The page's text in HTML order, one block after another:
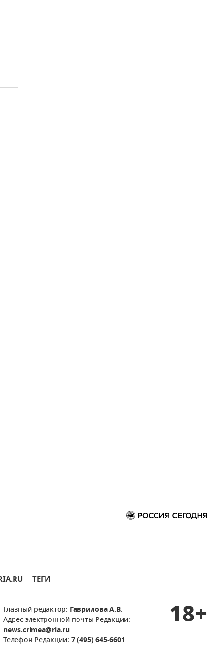
ТЕГИ
Главный редактор: Гаврилова А.В.
Адрес электронной почты Редакции:
news.crimea@ria.ru
Телефон Редакции: 7 (495) 645-6601
18+